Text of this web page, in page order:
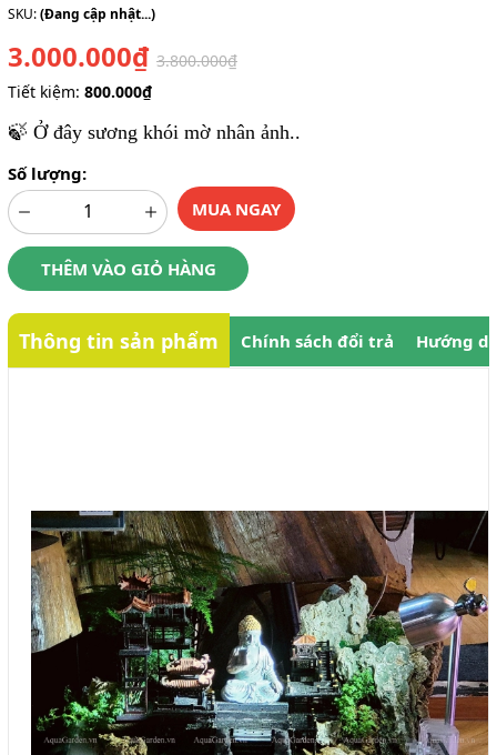
SKU:(Đang cập nhật...)
3.000.000₫ 3.800.000₫
Tiết kiệm: 800.000₫
🍃 Ở đây sương khói mờ nhân ảnh..
Số lượng:
MUA NGAY
THÊM VÀO GIỎ HÀNG
Thông tin sản phẩm Chính sách đổi trả Hướng